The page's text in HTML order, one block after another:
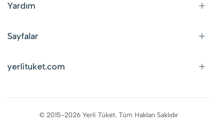
Yardım
Sayfalar
yerlituket.com
© 2015-2026 Yerli Tüket. Tüm Hakları Saklıdır